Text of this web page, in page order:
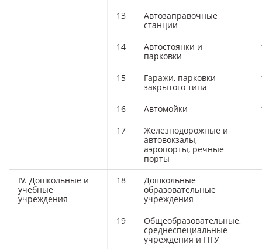
13
Автозаправочные
станции
14
Автостоянки и
парковки
15
Гаражи, парковки
закрытого типа
16 Автомойки
17
Железнодорожные и
автовокзалы,
аэропорты, речные
порты
IV. Дошкольные и
учебные
учреждения
18
Дошкольные
образовательные
учреждения
19
Общеобразовательные,
среднеспециальные
учреждения и ПТУ